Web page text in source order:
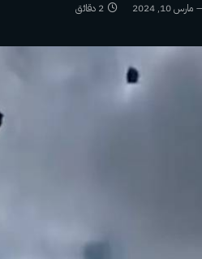
مارس 10, 2024 2 دقائق